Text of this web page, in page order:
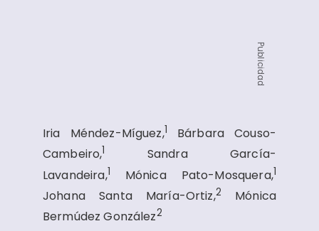
Publicidad
Iria Méndez-Míguez,1
Bárbara Couso-
Cambeiro,1
Sandra García-
Lavandeira,1 Mónica Pato-Mosquera,1
Johana Santa María-Ortiz,2
Mónica
Bermúdez González2